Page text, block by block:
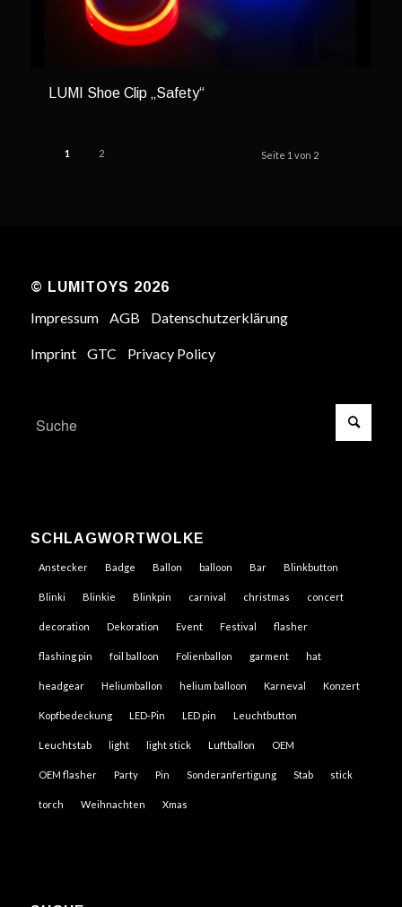
LUMI Shoe Clip „Safety“
Seite 1 von 2
1 2
© LUMITOYS 2026
Impressum AGB Datenschutzerklärung
Imprint GTC Privacy Policy
SCHLAGWORTWOLKE
Anstecker Badge Ballon balloon Bar Blinkbutton
Blinki Blinkie Blinkpin carnival christmas concert
decoration Dekoration Event Festival flasher
flashing pin foil balloon Folienballon garment hat
headgear Heliumballon helium balloon Karneval Konzert
Kopfbedeckung LED-Pin LED pin Leuchtbutton
Leuchtstab light light stick Luftballon OEM
OEM flasher Party Pin Sonderanfertigung Stab stick
torch Weihnachten Xmas